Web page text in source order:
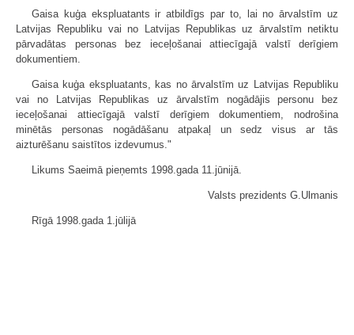
Gaisa kuģa ekspluatants ir atbildīgs par to, lai no ārvalstīm uz
Latvijas Republiku vai no Latvijas Republikas uz ārvalstīm netiktu
pārvadātas personas bez ieceļošanai attiecīgajā valstī derīgiem
dokumentiem.
Gaisa kuģa ekspluatants, kas no ārvalstīm uz Latvijas Republiku
vai no Latvijas Republikas uz ārvalstīm nogādājis personu bez
ieceļošanai attiecīgajā valstī derīgiem dokumentiem, nodrošina
minētās personas nogādāšanu atpakaļ un sedz visus ar tās
aizturēšanu saistītos izdevumus."
Likums Saeimā pieņemts 1998.gada 11.jūnijā.
Valsts prezidents G.Ulmanis
Rīgā 1998.gada 1.jūlijā